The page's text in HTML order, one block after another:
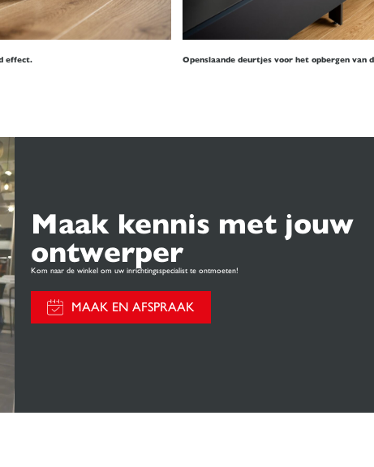
effect. Openslaande deurtjes voor het opbergen van
Maak kennis met jouw
ontwerper
Kom naar de winkel om uw inrichtingsspecialist te ontmoeten!
MAAK EN AFSPRAAK